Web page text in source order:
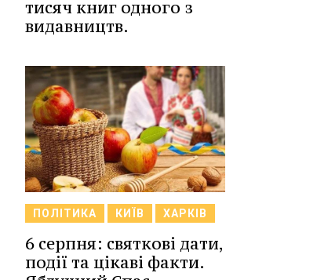
тисяч книг одного з
видавництв.
ПОЛІТИКА КИЇВ ХАРКІВ
6 серпня: святкові дати,
події та цікаві факти.